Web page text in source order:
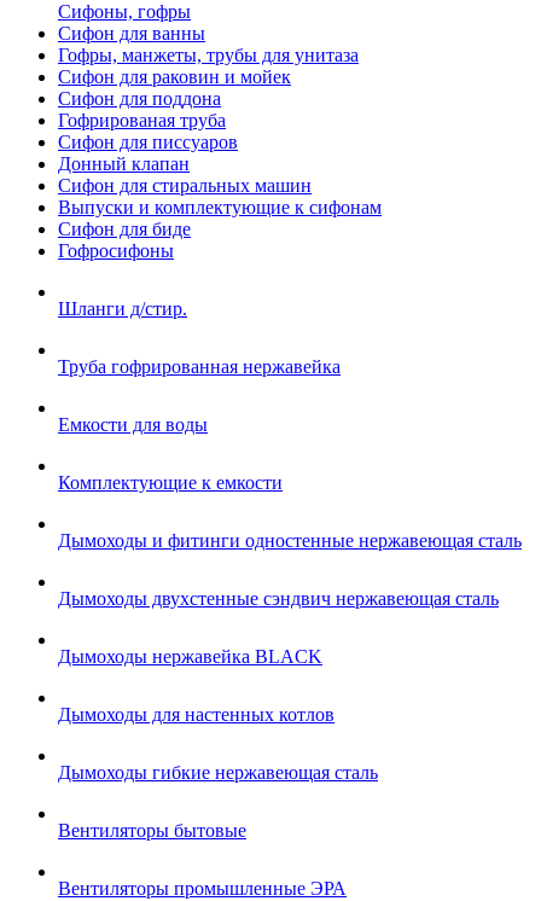
Сифоны, гофры
Сифон для ванны
Гофры, манжеты, трубы для унитаза
Сифон для раковин и мойек
Сифон для поддона
Гофрированая труба
Сифон для писсуаров
Донный клапан
Сифон для стиральных машин
Выпуски и комплектующие к сифонам
Сифон для биде
Гофросифоны
Шланги д/стир.
Труба гофрированная нержавейка
Емкости для воды
Комплектующие к емкости
Дымоходы и фитинги одностенные нержавеющая сталь
Дымоходы двухстенные сэндвич нержавеющая сталь
Дымоходы нержавейка BLACK
Дымоходы для настенных котлов
Дымоходы гибкие нержавеющая сталь
Вентиляторы бытовые
Вентиляторы промышленные ЭРА